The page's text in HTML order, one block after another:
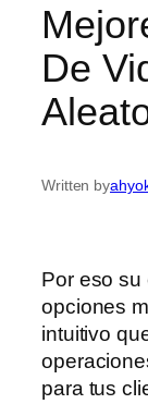
De
Written by
Por eso su
opciones
intuitivo
para tus